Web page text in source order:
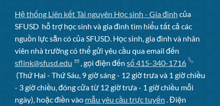
Hệ thống Liên kết Tài nguyên Học sinh - Gia đình của
SFUSD hỗ trợ học sinh và gia đình tìm hiểu tất cả các
nguồn lực sẵn có của SFUSD. Học sinh, gia đình và nhân
viên nhà trường có thể gửi yêu cầu qua email đến
sflink@sfusd.edu
, gọi điện đếnsố 415-340-1716
(Thứ Hai - Thứ Sáu, 9 giờ sáng - 12 giờ trưa và 1 giờ chiều
- 3 giờ chiều, đóng cửa từ 12 giờ trưa - 1 giờ chiều mỗi
ngày), hoặc điền vào mẫu yêu cầu trực tuyến . Điện